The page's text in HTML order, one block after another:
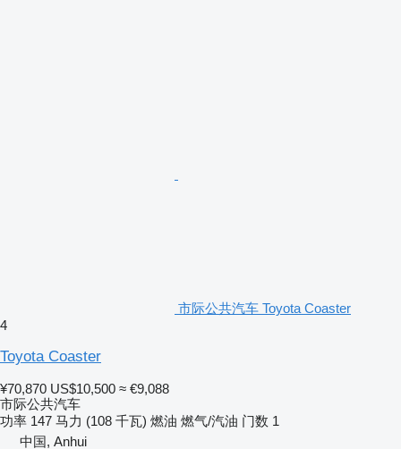
市际公共汽车 Toyota Coaster
4
Toyota Coaster
¥70,870 US$10,500 ≈ €9,088
市际公共汽车
功率 147 马力 (108 千瓦) 燃油 燃气/汽油 门数 1
中国, Anhui